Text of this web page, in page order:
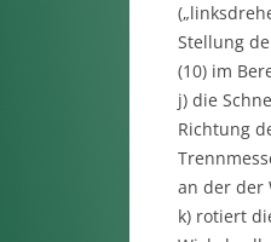
Stellung
(10) im
j) die
Richtung
an der der
k) rotiert